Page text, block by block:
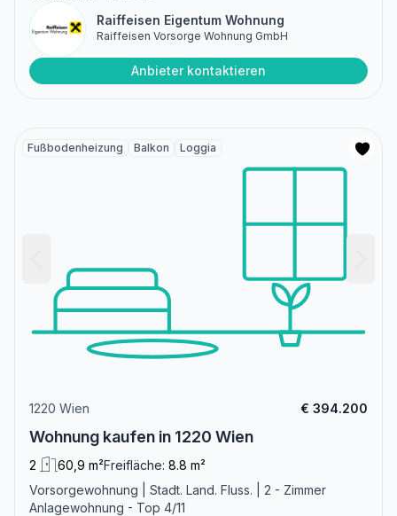
Raiffeisen Eigentum Wohnung
Raiffeisen Vorsorge Wohnung GmbH
Anbieter kontaktieren
Fußbodenheizung Balkon Loggia
1220 Wien € 394.200
Wohnung kaufen in 1220 Wien
2 60,9 m²Freifläche: 8.8 m²
Vorsorgewohnung | Stadt. Land. Fluss. | 2 - Zimmer
Anlagewohnung - Top 4/11